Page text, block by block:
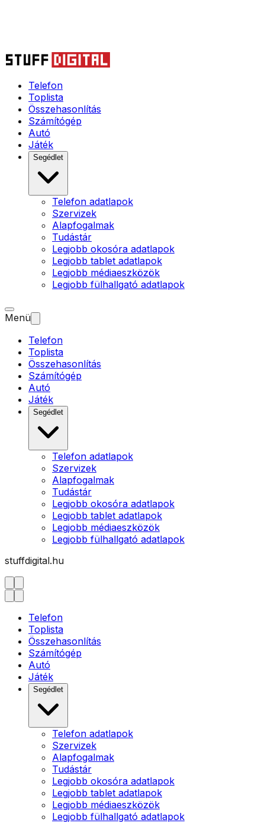
Telefon
Toplista
Összehasonlítás
Számítógép
Autó
Játék
Segédlet
Telefon adatlapok
Szervizek
Alapfogalmak
Tudástár
Legjobb okosóra adatlapok
Legjobb tablet adatlapok
Legjobb médiaeszközök
Legjobb fülhallgató adatlapok
Menü
Telefon
Toplista
Összehasonlítás
Számítógép
Autó
Játék
Segédlet
Telefon adatlapok
Szervizek
Alapfogalmak
Tudástár
Legjobb okosóra adatlapok
Legjobb tablet adatlapok
Legjobb médiaeszközök
Legjobb fülhallgató adatlapok
stuffdigital.hu
Telefon
Toplista
Összehasonlítás
Számítógép
Autó
Játék
Segédlet
Telefon adatlapok
Szervizek
Alapfogalmak
Tudástár
Legjobb okosóra adatlapok
Legjobb tablet adatlapok
Legjobb médiaeszközök
Legjobb fülhallgató adatlapok